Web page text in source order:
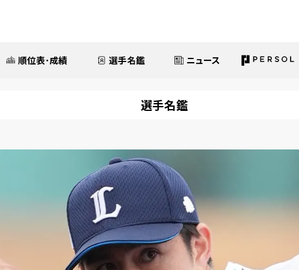
順位表･成績 選手名鑑 ニュース
選手名鑑